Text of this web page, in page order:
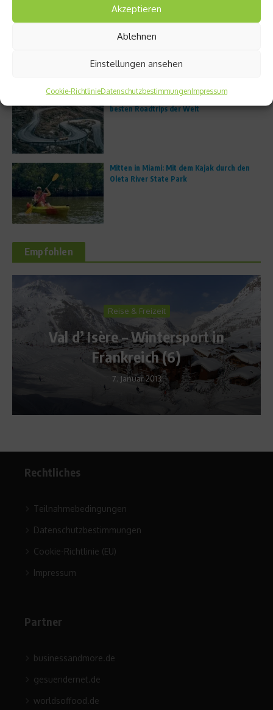
Akzeptieren
Ablehnen
Einstellungen ansehen
Cookie-RichtlinieDatenschutzbestimmungenImpressum
Läufer die Straße verlassen
Porsche Escapes – Edler Bildband zu den
besten Roadtrips der Welt
Mitten in Miami: Mit dem Kajak durch den
Oleta River State Park
Empfohlen
Reise & Freizeit
Val d’ Isère – Wintersport in
Frankreich (6)
7. Januar 2013
Rechtliches
Teilnahmebedingungen
Datenschutzbestimmungen
Cookie-Richtlinie (EU)
Impressum
Partner
businessandmore.de
gesuendernet.de
worldsoffood.de